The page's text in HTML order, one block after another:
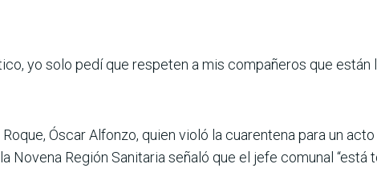
yo solo pedí que respeten a mis compañeros que están
Óscar Alfonzo, quien violó la cuarentena para un
Novena Región Sanitaria señaló que el jefe comunal “está